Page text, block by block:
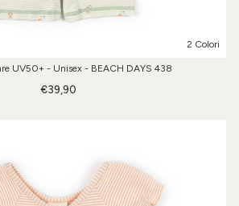
2 Colori
UV50+ - Unisex - BEACH DAYS 438
€39,90